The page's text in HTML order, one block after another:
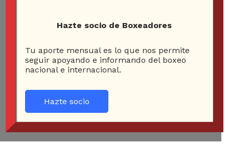
Hazte socio de Boxeadores
Tu aporte mensual es lo que nos permite
seguir apoyando e informando del boxeo
nacional e internacional.
Hazte socio